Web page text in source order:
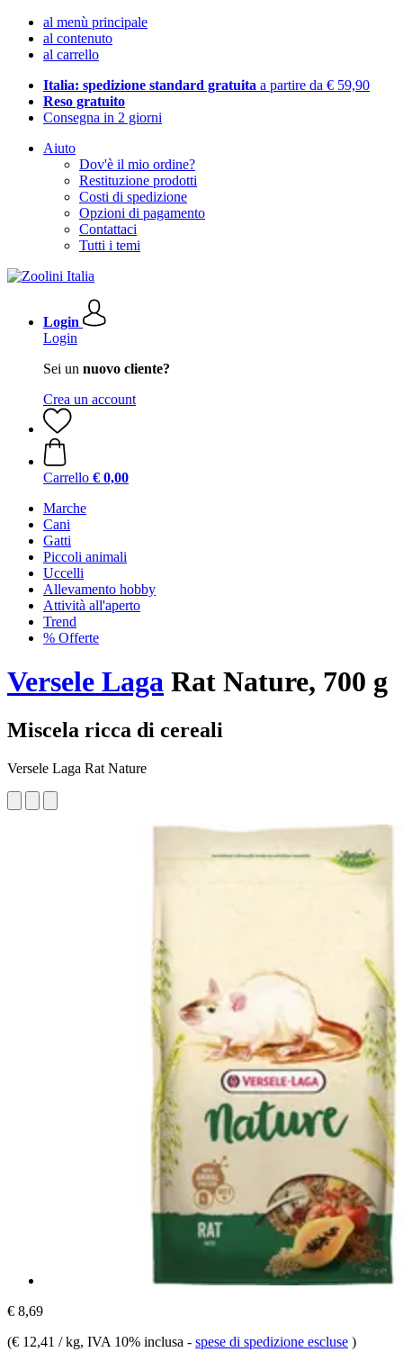
al menù principale
al contenuto
al carrello
Italia: spedizione standard gratuita a partire da € 59,90
Reso gratuito
Consegna in 2 giorni
Aiuto
Dov'è il mio ordine?
Restituzione prodotti
Costi di spedizione
Opzioni di pagamento
Contattaci
Tutti i temi
Login
Login
Sei un nuovo cliente?
Crea un account
Carrello € 0,00
Marche
Cani
Gatti
Piccoli animali
Uccelli
Allevamento hobby
Attività all'aperto
Trend
% Offerte
Versele Laga Rat Nature, 700 g
Miscela ricca di cereali
Versele Laga Rat Nature
€ 8,69
(€ 12,41 / kg, IVA 10% inclusa - spese di spedizione escluse )